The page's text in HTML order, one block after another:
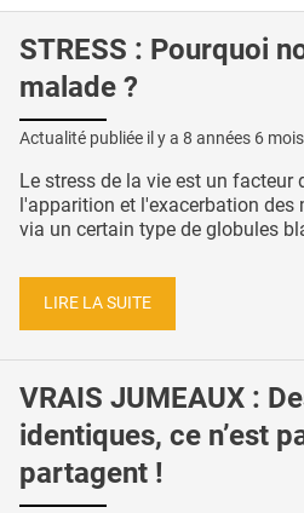
STRESS : Pourquoi
malade ?
Actualité publiée il y a 8 années 6 mois
Le stress de la vie est un facteur
l'apparition et l'exacerbation des
via un certain type de globules
LIRE LA SUITE
VRAIS JUMEAUX :
identiques, ce n’est
partagent !